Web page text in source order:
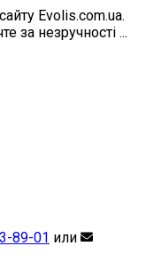
Evolis.com.ua.
за незручності ...
89-01 или